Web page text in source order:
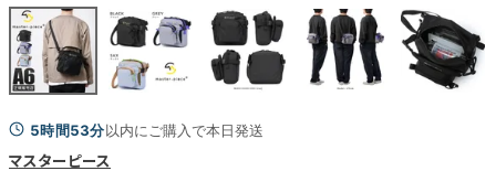
5時間53分以内にご購入で本日発送
マスターピース